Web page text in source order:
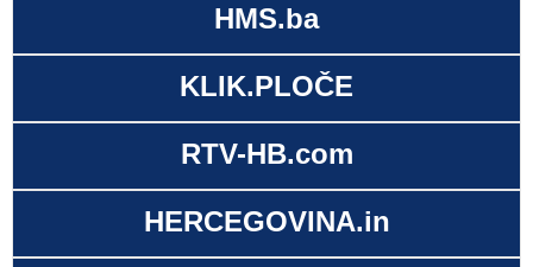
HMS.ba
KLIK.PLOČE
RTV-HB.com
HERCEGOVINA.in